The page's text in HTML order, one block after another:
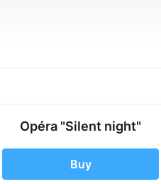
Opéra "Silent night"
Buy